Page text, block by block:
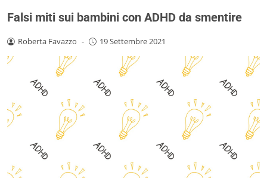
Falsi miti sui bambini con ADHD da smentire
Roberta Favazzo - 19 Settembre 2021